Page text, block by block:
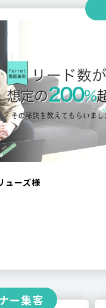
ューズ様
ー集客